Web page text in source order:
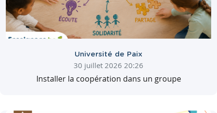
Université de Paix
30 juillet 2026 20:26
Installer la coopération dans un groupe